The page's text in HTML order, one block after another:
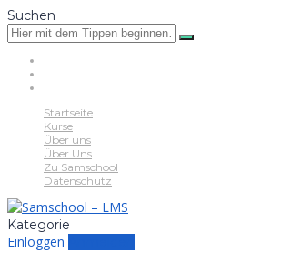
Suchen
Startseite
Kurse
Über uns
Über Uns
Zu Samschool
Datenschutz
Kategorie
Einloggen